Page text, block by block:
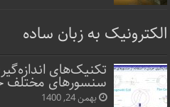
الکترونیک به زبان ساده
تکنیک‌های
سنسورهای مختلف
بهمن 24, 1400